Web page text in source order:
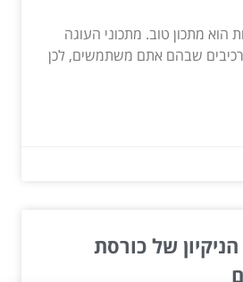
הוא מתכון טוב. מתכוני העוגה
שבהם אתם משתמשים, לכן
של כורסת